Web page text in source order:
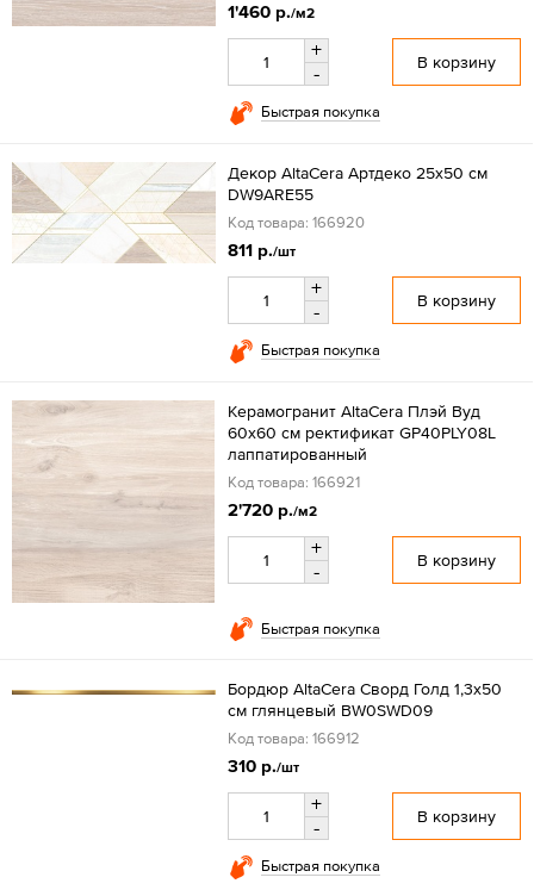
1'460 р./м2
+
-
В корзину
Быстрая покупка
Декор AltaCera Артдеко 25x50 см
DW9ARE55
Код товара: 166920
811 р./шт
+
-
В корзину
Быстрая покупка
Керамогранит AltaCera Плэй Вуд
60x60 см ректификат GP40PLY08L
лаппатированный
Код товара: 166921
2'720 р./м2
+
-
В корзину
Быстрая покупка
Бордюр AltaCera Сворд Голд 1,3x50
см глянцевый BW0SWD09
Код товара: 166912
310 р./шт
+
-
В корзину
Быстрая покупка